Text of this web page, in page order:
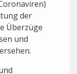
der
Überzüge
und